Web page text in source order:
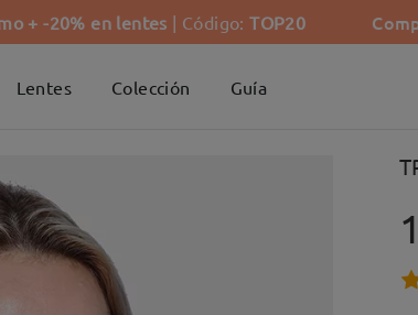
+ -20% en lentes | Código:TOP20
Lentes Colección Guía